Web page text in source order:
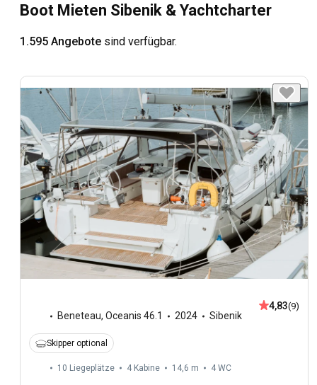
Boot Mieten Sibenik & Yachtcharter
1.595 Angebote sind verfügbar.
Beneteau, Oceanis 46.1 2024 Sibenik
4,83(9)
Skipper optional
10 Liegeplätze 4 Kabine 14,6 m 4 WC